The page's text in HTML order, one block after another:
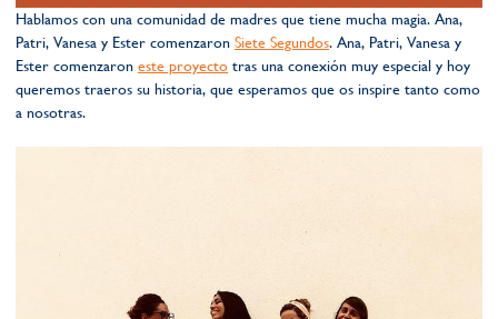
Hablamos con una comunidad de madres que tiene mucha magia. Ana,
Patri, Vanesa y Ester comenzaron Siete Segundos. Ana, Patri, Vanesa y
Ester comenzaron este proyecto tras una conexión muy especial y hoy
queremos traeros su historia, que esperamos que os inspire tanto como
a nosotras.